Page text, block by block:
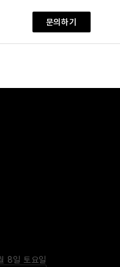
문의하기
8일 토요일